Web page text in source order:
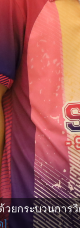
กระบวนการ
]